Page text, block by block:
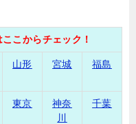
こからチェック！
山形 宮城 福島
東京
神奈
川
千葉